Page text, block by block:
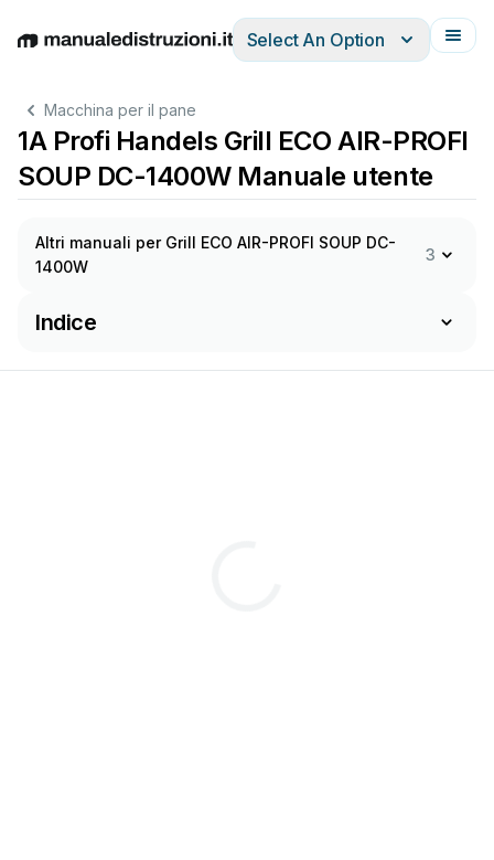
EnglishDeutschEspañolItalianoFrançais
Select An Option
Macchina per il pane
1A Profi Handels Grill ECO AIR-PROFI
SOUP DC-1400W Manuale utente
Altri manuali per Grill ECO AIR-PROFI SOUP DC-
1400W
3
Indice